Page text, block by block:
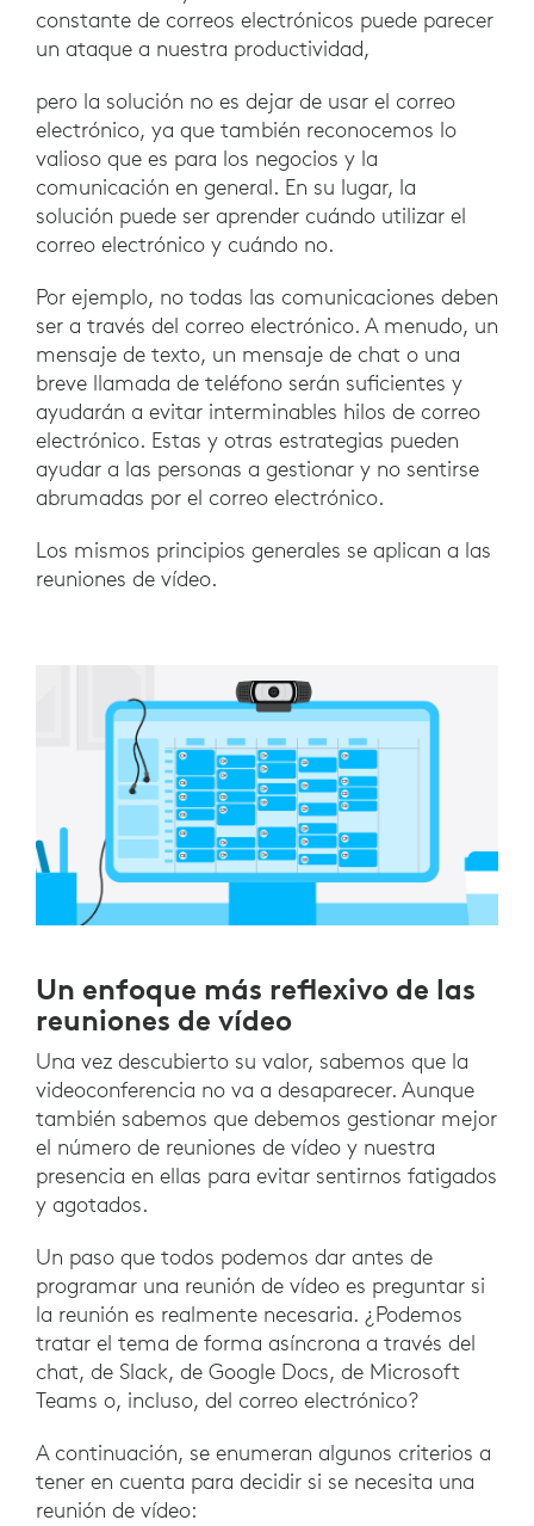
constante de correos electrónicos puede parecer
un ataque a nuestra productividad,
pero la solución no es dejar de usar el correo
electrónico, ya que también reconocemos lo
valioso que es para los negocios y la
comunicación en general. En su lugar, la
solución puede ser aprender cuándo utilizar el
correo electrónico y cuándo no.
Por ejemplo, no todas las comunicaciones deben
ser a través del correo electrónico. A menudo, un
mensaje de texto, un mensaje de chat o una
breve llamada de teléfono serán suficientes y
ayudarán a evitar interminables hilos de correo
electrónico. Estas y otras estrategias pueden
ayudar a las personas a gestionar y no sentirse
abrumadas por el correo electrónico.
Los mismos principios generales se aplican a las
reuniones de vídeo.
Un enfoque más reflexivo de las
reuniones de vídeo
Una vez descubierto su valor, sabemos que la
videoconferencia no va a desaparecer. Aunque
también sabemos que debemos gestionar mejor
el número de reuniones de vídeo y nuestra
presencia en ellas para evitar sentirnos fatigados
y agotados.
Un paso que todos podemos dar antes de
programar una reunión de vídeo es preguntar si
la reunión es realmente necesaria. ¿Podemos
tratar el tema de forma asíncrona a través del
chat, de Slack, de Google Docs, de Microsoft
Teams o, incluso, del correo electrónico?
A continuación, se enumeran algunos criterios a
tener en cuenta para decidir si se necesita una
reunión de vídeo: